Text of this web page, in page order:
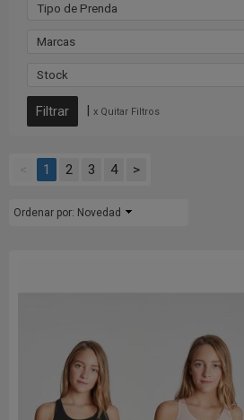
Tipo de Prenda
Marcas
Stock
| x Quitar Filtros
1 2 3 4 >
Ordenar por: Novedad